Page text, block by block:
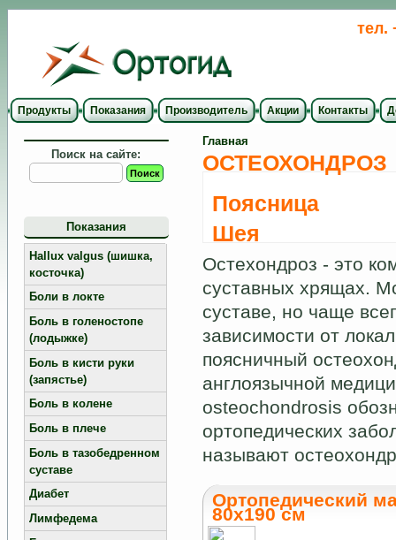
тел.
Продукты Показания Производитель Акции Контакты
Поиск на сайте:
Показания
Hallux valgus (шишка,
косточка)
Боли в локте
Боль в голеностопе
(лодыжке)
Боль в кисти руки
(запястье)
Боль в колене
Боль в плече
Боль в тазобедренном
суставе
Диабет
Лимфедема
Главная
ОСТЕОХОНДРОЗ
Поясница
Шея
Остехондроз - это
суставных хрящах.
суставе, но чаще
зависимости от
поясничный
англоязычной
osteochondrosis
ортопедических
называют
Ортопедический
80х190 см